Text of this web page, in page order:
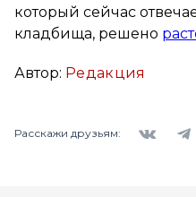
который сейчас
кладбища, решено
Автор: Редакция
Расскажи друзьям: